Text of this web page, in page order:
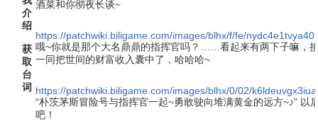
介
绍
酒菜和你彻夜长谈~
https://patchwiki.biligame.com/images/blhx/f/fe/
获
取
台
词
哦~你就是那个大名鼎鼎的指挥官吗？……看起来有两下子嘛，
一同把世间的财富收入囊中了，哈哈哈~
https://patchwiki.biligame.com/images/blhx/0/02/
“朴茨茅斯冒险号与指挥官一起~勇敢驶向堆满黄金的远方~♪” 以
吧！